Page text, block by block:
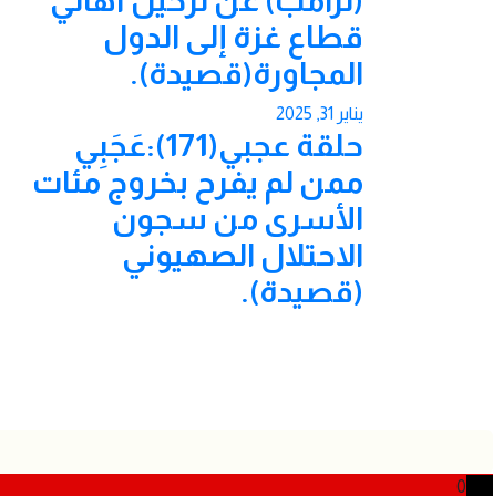
قطاع غزة إلى الدول
المجاورة(قصيدة).
يناير 31, 2025
حلقة عجبي(171):عَجَبِي
ممن لم يفرح بخروج مئات
الأسرى من سجون
الاحتلال الصهيوني
(قصيدة).
0